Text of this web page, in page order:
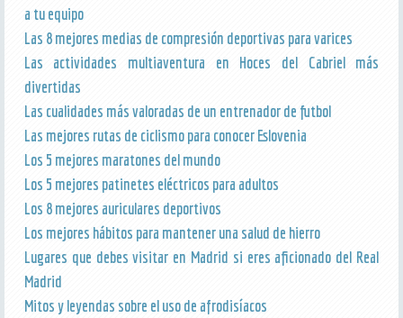
a tu equipo
Las 8 mejores medias de compresión deportivas para varices
Las actividades multiaventura en Hoces del Cabriel más
divertidas
Las cualidades más valoradas de un entrenador de futbol
Las mejores rutas de ciclismo para conocer Eslovenia
Los 5 mejores maratones del mundo
Los 5 mejores patinetes eléctricos para adultos
Los 8 mejores auriculares deportivos
Los mejores hábitos para mantener una salud de hierro
Lugares que debes visitar en Madrid si eres aficionado del Real
Madrid
Mitos y leyendas sobre el uso de afrodisíacos